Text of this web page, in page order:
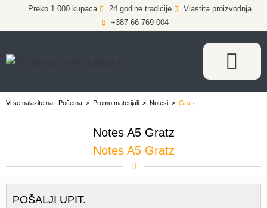
Preko 1.000 kupaca 24 godine tradicije
Vlastita proizvodnja
+387 66 769 004
Vi se nalazite na: Početna > Promo materijali > Notesi > Gratz
Notes A5 Gratz
Notes A5 Gratz
POŠALJI UPIT.